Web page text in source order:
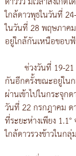
ใกล้ดาวพุธในวันที่
ในวันที่ 28 พฤษภาคม
อยู่ใกล้กันเหนือขอบ
ช่วงวันที่ 19-
กันอีกครั้งขณะอยู่ใน
ผ่านเข้าไปในกระจุก
วันที่ 22 กรกฎาคม ด
ที่ระยะห่างเพียง
ใกล้ดาวรวงข้าวในก